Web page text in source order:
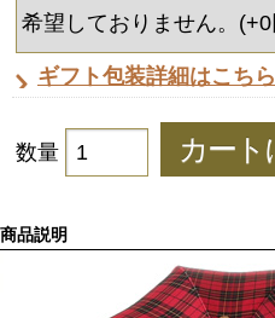
ギフト包装詳細はこちら
数量
商品説明